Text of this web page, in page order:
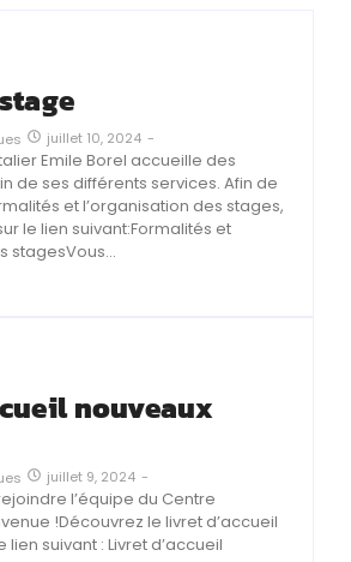
juillet 10, 2024 -
Emile Borel accueille des
de ses différents services. Afin de
et l’organisation des stages,
le lien suivant:Formalités et
stagesVous...
nouveaux
juillet 9, 2024 -
l’équipe du Centre
!Découvrez le livret d’accueil
lien suivant : Livret d’accueil